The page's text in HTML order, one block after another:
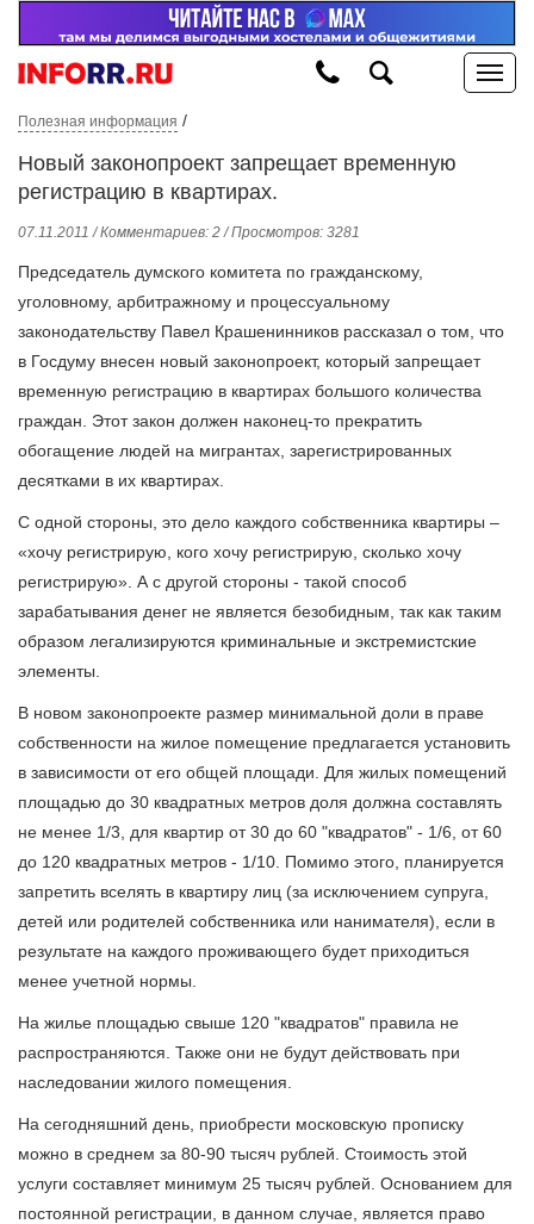
Полезная информация /
Новый законопроект запрещает временную
регистрацию в квартирах.
07.11.2011 / Комментариев: 2 / Просмотров: 3281
Председатель думского комитета по гражданскому,
уголовному, арбитражному и процессуальному
законодательству Павел Крашенинников рассказал о том, что
в Госдуму внесен новый законопроект, который запрещает
временную регистрацию в квартирах большого количества
граждан. Этот закон должен наконец-то прекратить
обогащение людей на мигрантах, зарегистрированных
десятками в их квартирах.
С одной стороны, это дело каждого собственника квартиры –
«хочу регистрирую, кого хочу регистрирую, сколько хочу
регистрирую». А с другой стороны - такой способ
зарабатывания денег не является безобидным, так как таким
образом легализируются криминальные и экстремистские
элементы.
В новом законопроекте размер минимальной доли в праве
собственности на жилое помещение предлагается установить
в зависимости от его общей площади. Для жилых помещений
площадью до 30 квадратных метров доля должна составлять
не менее 1/3, для квартир от 30 до 60 "квадратов" - 1/6, от 60
до 120 квадратных метров - 1/10. Помимо этого, планируется
запретить вселять в квартиру лиц (за исключением супруга,
детей или родителей собственника или нанимателя), если в
результате на каждого проживающего будет приходиться
менее учетной нормы.
На жилье площадью свыше 120 "квадратов" правила не
распространяются. Также они не будут действовать при
наследовании жилого помещения.
На сегодняшний день, приобрести московскую прописку
можно в среднем за 80-90 тысяч рублей. Стоимость этой
услуги составляет минимум 25 тысяч рублей. Основанием для
постоянной регистрации, в данном случае, является право